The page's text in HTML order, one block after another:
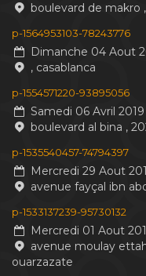
boulevard de makro
p-1564953103-78243776
Dimanche 04 Aout
, casablanca
p-1554571220-93895056
Samedi 06 Avril 2019
boulevard al bina ,
p-1535540457-74794397
Mercredi 29 Aout
avenue fayçal ibn
p-1533137239-95730132
Mercredi 01 Aout
avenue moulay
ouarzazate